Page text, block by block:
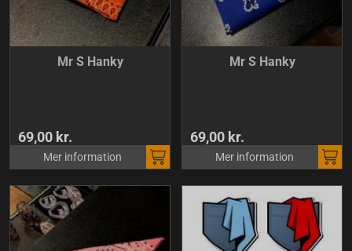
Mr S Hanky
69,00 kr.
Mer information
Mr S Hanky
69,00 kr.
Mer information